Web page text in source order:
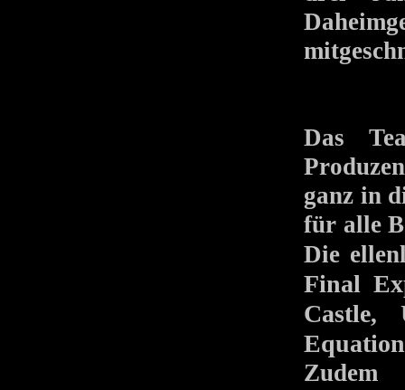
Das
ganz in
für alle
Die
Final
Castle,
Equation
Zudem